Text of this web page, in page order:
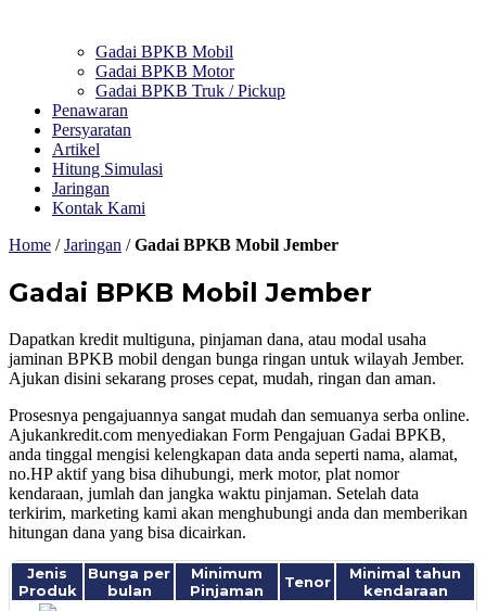
Gadai BPKB Mobil
Gadai BPKB Motor
Gadai BPKB Truk / Pickup
Penawaran
Persyaratan
Artikel
Hitung Simulasi
Jaringan
Kontak Kami
Home /Jaringan /Gadai BPKB Mobil Jember
Gadai BPKB Mobil Jember
Dapatkan kredit multiguna, pinjaman dana, atau modal usaha
jaminan BPKB mobil dengan bunga ringan untuk wilayah Jember.
Ajukan disini sekarang proses cepat, mudah, ringan dan aman.
Prosesnya pengajuannya sangat mudah dan semuanya serba online.
Ajukankredit.com menyediakan Form Pengajuan Gadai BPKB,
anda tinggal mengisi kelengkapan data anda seperti nama, alamat,
no.HP aktif yang bisa dihubungi, merk motor, plat nomor
kendaraan, jumlah dan jangka waktu pinjaman. Setelah data
terkirim, marketing kami akan menghubungi anda dan memberikan
hitungan dana yang bisa dicairkan.
Jenis
Produk
Bunga per
bulan
Minimum
Pinjaman
Tenor
Minimal tahun
kendaraan